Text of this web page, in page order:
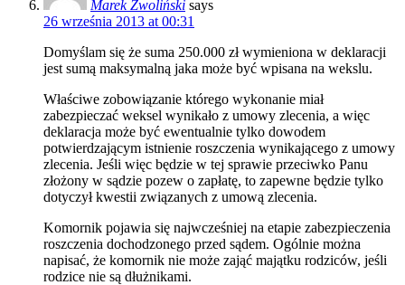
Marek Zwoliński says
26 września 2013 at 00:31
Domyślam się że suma 250.000 zł wymieniona w deklaracji
jest sumą maksymalną jaka może być wpisana na wekslu.
Właściwe zobowiązanie którego wykonanie miał
zabezpieczać weksel wynikało z umowy zlecenia, a więc
deklaracja może być ewentualnie tylko dowodem
potwierdzającym istnienie roszczenia wynikającego z umowy
zlecenia. Jeśli więc będzie w tej sprawie przeciwko Panu
złożony w sądzie pozew o zapłatę, to zapewne będzie tylko
dotyczył kwestii związanych z umową zlecenia.
Komornik pojawia się najwcześniej na etapie zabezpieczenia
roszczenia dochodzonego przed sądem. Ogólnie można
napisać, że komornik nie może zająć majątku rodziców, jeśli
rodzice nie są dłużnikami.